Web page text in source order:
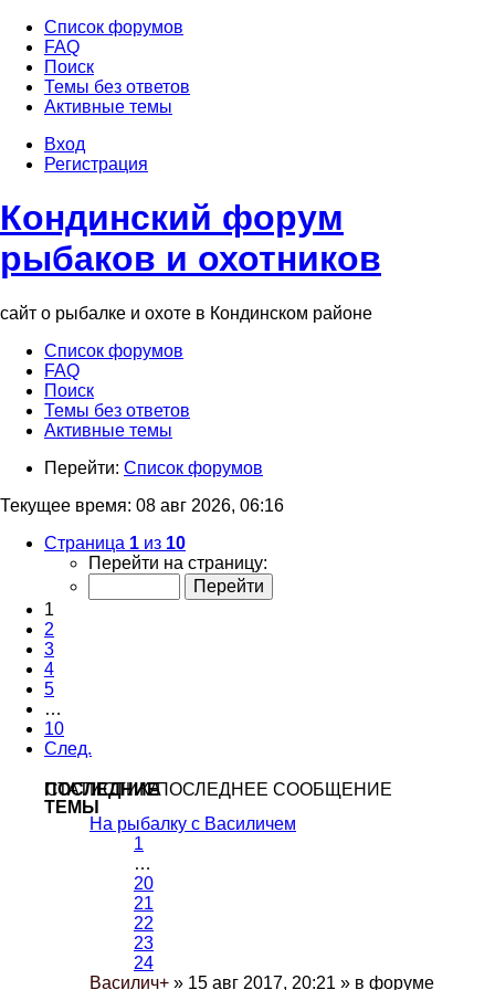
Список форумов
FAQ
Поиск
Темы без ответов
Активные темы
Вход
Регистрация
Кондинский форум
рыбаков и охотников
сайт о рыбалке и охоте в Кондинском районе
Список форумов
FAQ
Поиск
Темы без ответов
Активные темы
Перейти: Список форумов
Текущее время: 08 авг 2026, 06:16
Страница 1 из 10
Перейти на страницу:
1
2
3
4
5
…
10
След.
ПОСЛЕДНИЕ
ТЕМЫ
СТАТИСТИКАПОСЛЕДНЕЕ СООБЩЕНИЕ
На рыбалку с Василичем
1
…
20
21
22
23
24
Василич+ » 15 авг 2017, 20:21 » в форуме